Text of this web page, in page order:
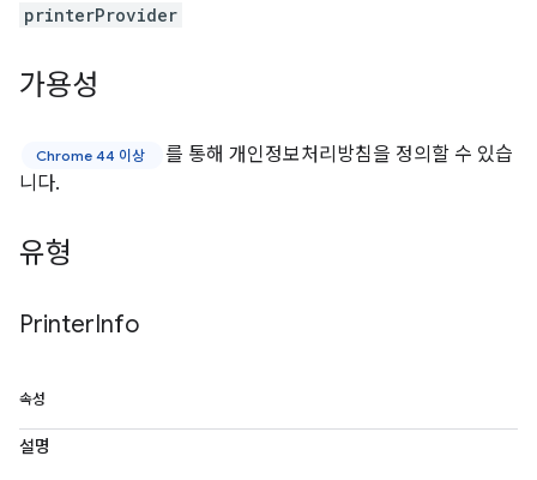
printerProvider
가용성
Chrome 44 이상
를 통해 개인정보처리방침을 정의할 수 있습
니다.
유형
PrinterInfo
속성
설명